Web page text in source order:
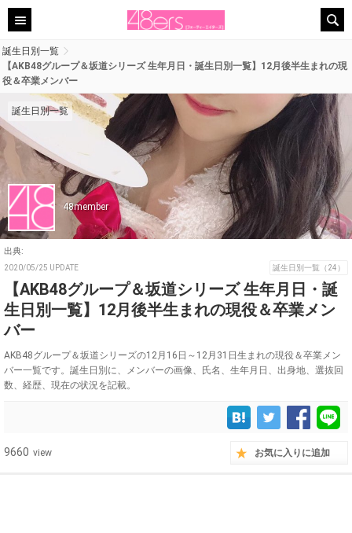
誕生日別一覧
【AKB48グループ＆坂道シリーズ 生年月日・誕生日別一覧】12月後半生まれの現
役＆卒業メンバー
誕生日別一覧
48member
出典:
2020/05/25 UPDATE 誕生日別一覧（24）
【AKB48グループ＆坂道シリーズ 生年月日・誕
生日別一覧】12月後半生まれの現役＆卒業メン
バー
AKB48グループ＆坂道シリーズの12月16日～12月31日生まれの現役＆卒業メン
バー一覧です。誕生日別に、メンバーの画像、氏名、生年月日、出身地、選抜回
数、経歴、現在の状況を記載。
9660 view お気に入りに追加